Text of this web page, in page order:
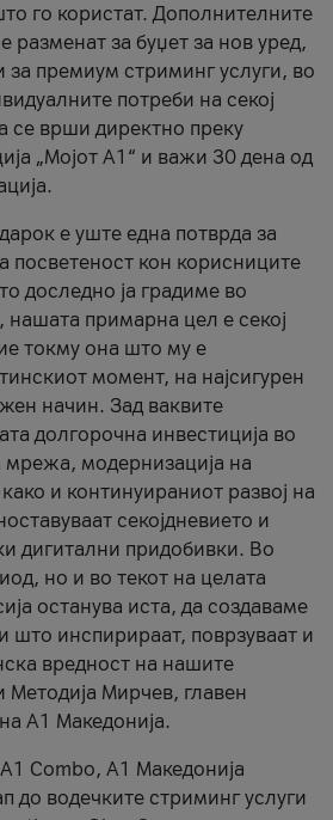
го користат. Дополнителните
разменат за буџет за нов уред,
за премиум стриминг услуги, во
потреби на секој
се врши директно преку
„Мојот А1“ и важи 30 дена од
е уште една потврда за
посветеност кон корисниците
доследно ја градиме во
нашата примарна цел е секој
токму она што му е
момент, на најсигурен
начин. Зад ваквите
долгорочна инвестиција во
мрежа, модернизација на
и континуираниот развој на
секојдневието и
дигитални придобивки. Во
но и во текот на целата
останува иста, да создаваме
што инспирираат, поврзуваат и
вредност на нашите
Методија Мирчев, главен
А1 Македонија.
Combo, А1 Македонија
до водечките стриминг услуги